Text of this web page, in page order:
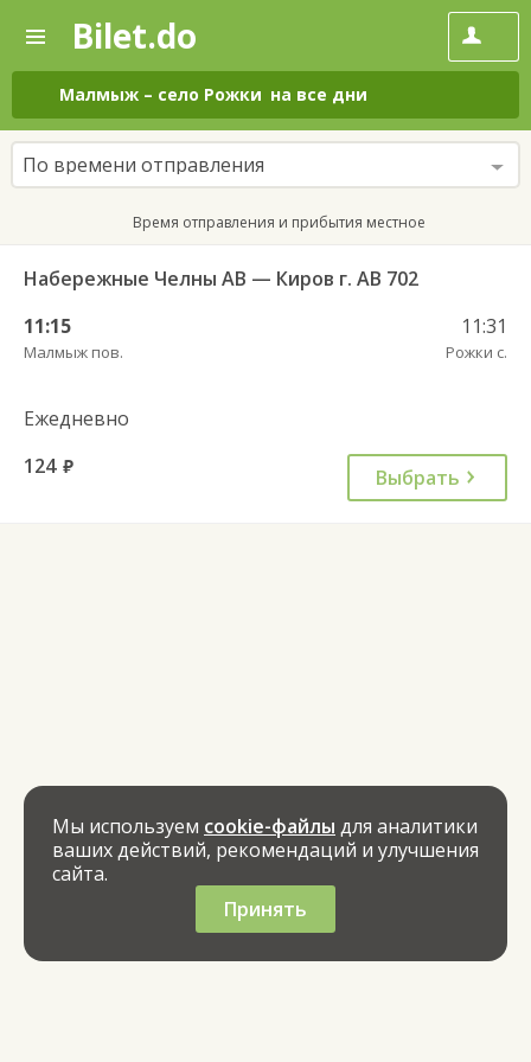
—
Поиск
и
покупка
билетов
на
автобус
онлайн
Bilet.do
Малмыж – село Рожки на все дни
По времени отправления
Время отправления и прибытия местное
Набережные Челны АВ — Киров г. АВ 702
11:15
Малмыж пов.
11:31
Рожки с.
Ежедневно
124 руб. Выбрать
Мы используем cookie-файлы для аналитики
ваших действий, рекомендаций и улучшения
сайта.
Принять